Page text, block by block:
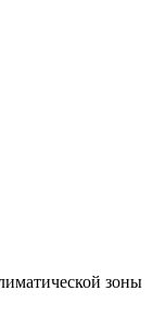
зоны